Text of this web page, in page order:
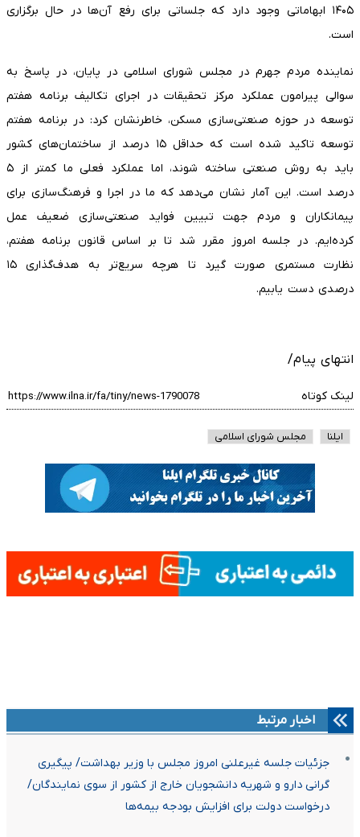
۱۴۰۵ ابهاماتی وجود دارد که جلساتی برای رفع آن‌ها در حال برگزاری
است.
نماینده مردم جهرم در مجلس شورای اسلامی در پایان، در پاسخ به
سوالی پیرامون عملکرد مرکز تحقیقات در اجرای تکالیف برنامه هفتم
توسعه در حوزه صنعتی‌سازی مسکن، خاطرنشان کرد: در برنامه هفتم
توسعه تاکید شده است که حداقل ۱۵ درصد از ساختمان‌های کشور
باید به روش صنعتی ساخته شوند، اما عملکرد فعلی ما کمتر از ۵
درصد است. این آمار نشان می‌دهد که ما در اجرا و فرهنگ‌سازی برای
پیمانکاران و مردم جهت تبیین فواید صنعتی‌سازی ضعیف عمل
کرده‌ایم. در جلسه امروز مقرر شد تا بر اساس قانون برنامه هفتم،
نظارت مستمری صورت گیرد تا هرچه سریع‌تر به هدف‌گذاری ۱۵
درصدی دست یابیم.
انتهای پیام/
لینک کوتاه
ایلنا مجلس شورای اسلامی
اخبار مرتبط
جزئیات جلسه غیرعلنی امروز مجلس با وزیر بهداشت/ پیگیری
گرانی دارو و شهریه دانشجویان خارج از کشور از سوی نمایندگان/
درخواست دولت برای افزایش بودجه بیمه‌ها